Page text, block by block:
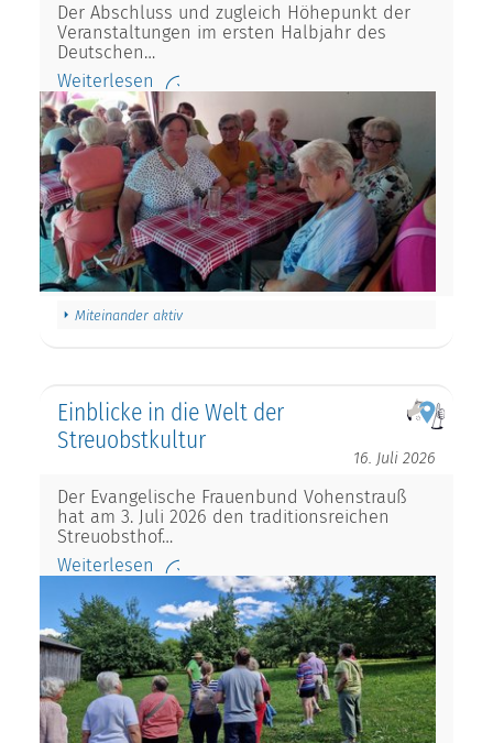
Der Abschluss und zugleich Höhepunkt der
Veranstaltungen im ersten Halbjahr des
Deutschen…
Weiterlesen
Miteinander aktiv
Einblicke in die Welt der
Streuobstkultur
16. Juli 2026
Der Evangelische Frauenbund Vohenstrauß
hat am 3. Juli 2026 den traditionsreichen
Streuobsthof…
Weiterlesen